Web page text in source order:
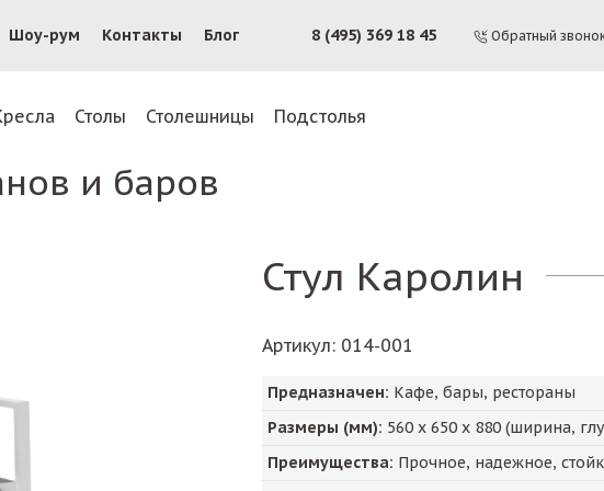
Шоу-рум Контакты Блог 8 (495) 369 18 45 Обратный
Столы Столешницы Подстолья
и баров
Стул Каролин
Артикул: 014-001
Предназначен: Кафе, бары, рестораны
Размеры (мм): 560 х 650 х 880 (ширина,
Преимущества: Прочное, надежное,